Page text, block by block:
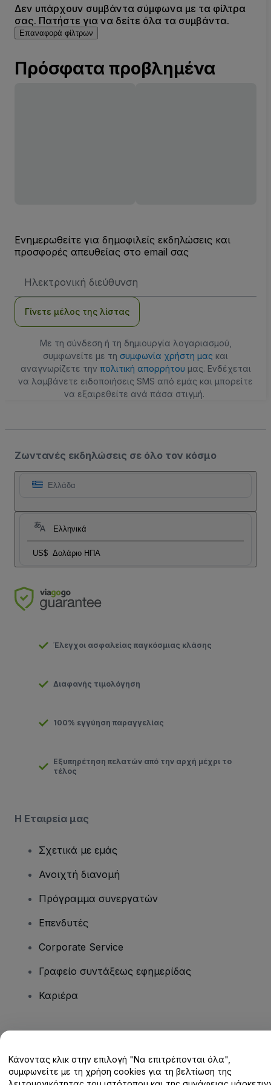
Δεν υπάρχουν συμβάντα σύμφωνα με τα φίλτρα
σας. Πατήστε για να δείτε όλα τα συμβάντα.
Επαναφορά φίλτρων
Πρόσφατα προβλημένα
Ενημερωθείτε για δημοφιλείς εκδηλώσεις και
προσφορές απευθείας στο email σας
Email
Γίνετε μέλος της λίστας
Με τη σύνδεση ή τη δημιουργία λογαριασμού,
συμφωνείτε με τη συμφωνία χρήστη μας και
αναγνωρίζετε την πολιτική απορρήτου μας. Ενδέχεται
να λαμβάνετε ειδοποιήσεις SMS από εμάς και μπορείτε
να εξαιρεθείτε ανά πάσα στιγμή.
Ζωντανές εκδηλώσεις σε όλο τον κόσμο
Ελλάδα
Ελληνικά
US$ Δολάριο ΗΠΑ
Έλεγχοι ασφαλείας παγκόσμιας κλάσης
Διαφανής τιμολόγηση
100% εγγύηση παραγγελίας
Εξυπηρέτηση πελατών από την αρχή μέχρι το
τέλος
Η Εταιρεία μας
Σχετικά με εμάς
Ανοιχτή διανομή
Πρόγραμμα συνεργατών
Επενδυτές
Corporate Service
Γραφείο συντάξεως εφημερίδας
Καριέρα
Κέντρο βοήθειας / Επικοινωνήστε μαζί μας
Κάνοντας κλικ στην επιλογή "Να επιτρέπονται όλα",
συμφωνείτε με τη χρήση cookies για τη βελτίωση της